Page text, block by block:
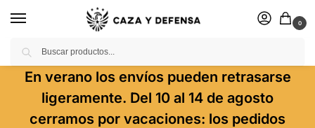
0
En verano los envíos pueden retrasarse
ligeramente. Del 10 al 14 de agosto
cerramos por vacaciones: los pedidos